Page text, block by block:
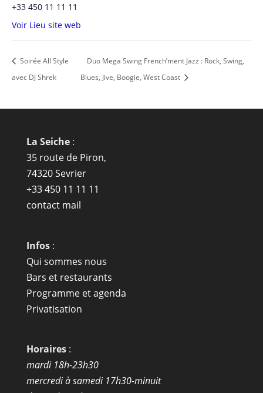
+33 450 11 11 11
Voir Lieu site web
Soirée All Style
avec DJ Shrek
Duo Mega Swing French’ment Jazz : Rock, Swing,
Blues, Jive, Boogie, West Coast
La Seiche:
35 route de Piron,
74320 Sevrier
+33 450 11 11 11
contact mail
Infos:
Qui sommes nous
Bars et restaurants
Programme et agenda
Privatisation
Horaires:
mardi 18h-23h30
mercredi à samedi 17h30-minuit